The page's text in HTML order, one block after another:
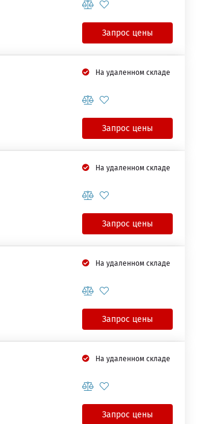
Запрос цены
На удаленном складе
Запрос цены
На удаленном складе
Запрос цены
На удаленном складе
Запрос цены
На удаленном складе
Запрос цены